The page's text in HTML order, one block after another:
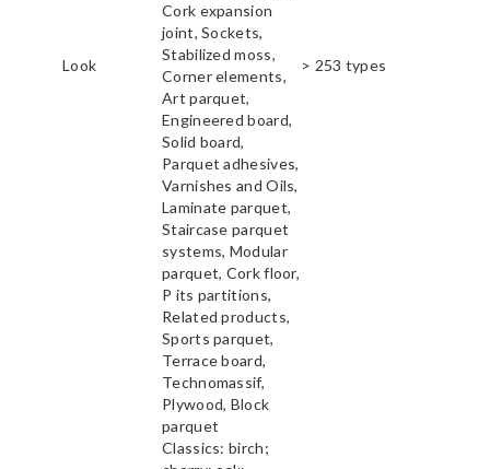
Look
Cork expansion
joint, Sockets,
Stabilized moss,
Corner elements,
Art parquet,
Engineered board,
Solid board,
Parquet adhesives,
Varnishes and Oils,
Laminate parquet,
Staircase parquet
systems, Modular
parquet, Cork floor,
P its partitions,
Related products,
Sports parquet,
Terrace board,
Technomassif,
Plywood, Block
parquet
> 253 types
Classics: birch;